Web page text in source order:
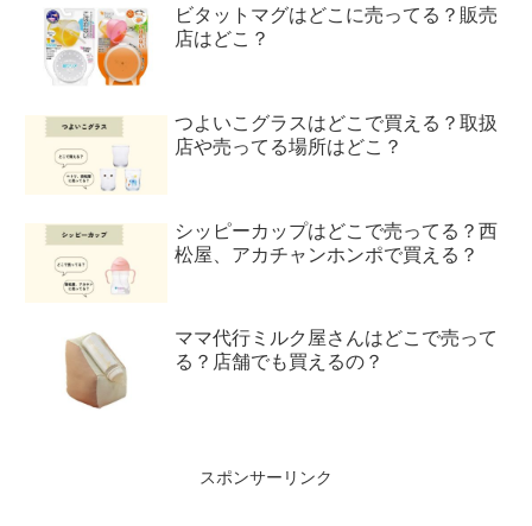
ビタットマグはどこに売ってる？販売
店はどこ？
つよいこグラスはどこで買える？取扱
店や売ってる場所はどこ？
シッピーカップはどこで売ってる？西
松屋、アカチャンホンポで買える？
ママ代行ミルク屋さんはどこで売って
る？店舗でも買えるの？
スポンサーリンク